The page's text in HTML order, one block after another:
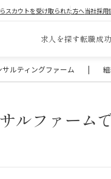
スカウトを受け取られた方へ当社採用
求人を探す転職成
サルティングファーム |
ルファーム